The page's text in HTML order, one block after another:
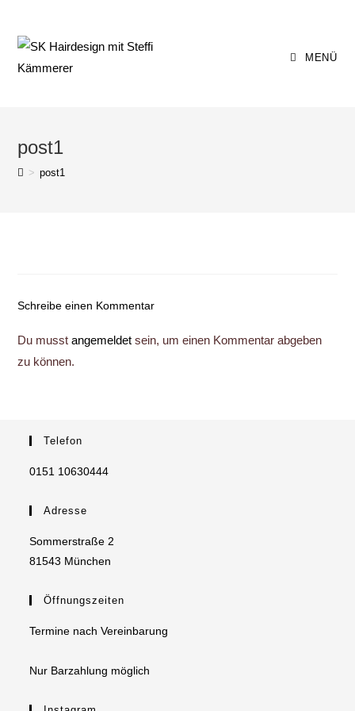
springen
MENÜ
post1
> post1
Schreibe einen Kommentar
Du musstangemeldet sein, um einen Kommentar abgeben
zu können.
Telefon
0151 10630444
Adresse
Sommerstraße 2
81543 München
Öffnungszeiten
Termine nach Vereinbarung
Nur Barzahlung möglich